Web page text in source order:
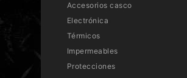
Accesorios casco
Electrónica
Térmicos
Impermeables
Protecciones